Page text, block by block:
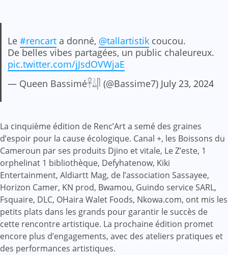
Le #rencarta donné, @tallartistikcoucou.
De belles vibes partagées, un public chaleureux.
pic.twitter.com/jJsdOVWjaE
— Queen Bassimé𓋹𓍑𓋴 (@Bassime7) July 23, 2024
La cinquième édition de Renc’Art a semé des graines
d’espoir pour la cause écologique. Canal +, les Boissons du
Cameroun par ses produits Djino et vitale, Le Z’este, 1
orphelinat 1 bibliothèque, Defyhatenow, Kiki
Entertainment, Aldiartt Mag, de l’association Sassayee,
Horizon Camer, KN prod, Bwamou, Guindo service SARL,
Fsquaire, DLC, OHaira Walet Foods, Nkowa.com, ont mis les
petits plats dans les grands pour garantir le succès de
cette rencontre artistique. La prochaine édition promet
encore plus d’engagements, avec des ateliers pratiques et
des performances artistiques.